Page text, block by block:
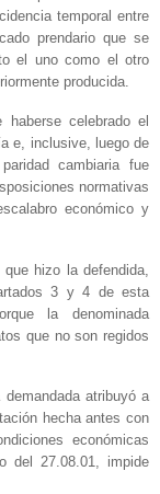
temporal entre
prendario que se
el uno como el otro
producida.
celebrado el
e, inclusive, luego de
cambiaria fue
normativas
económico y
hizo la defendida,
3 y 4 de esta
la denominada
que no son regidos
atribuyó a
hecha antes con
económicas
del 27.08.01, impide